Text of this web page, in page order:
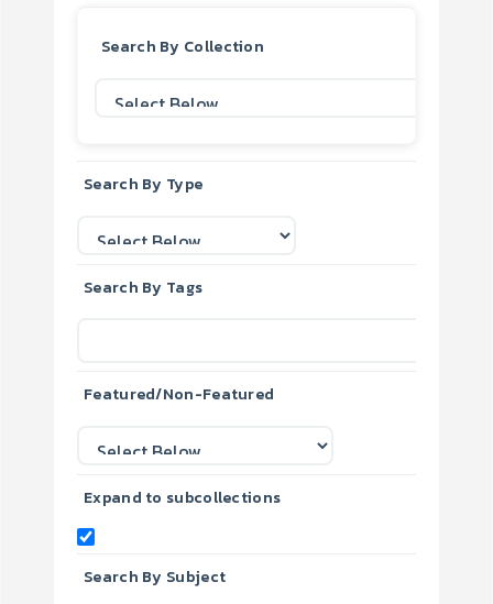
Search By Collection
Search By Type
Search By Tags
Featured/Non-Featured
Expand to subcollections
Search By Subject